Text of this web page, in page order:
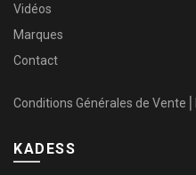
Vidéos
Marques
Contact
Conditions Générales de Vente
KADESS